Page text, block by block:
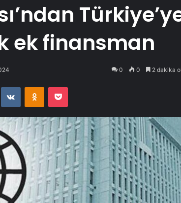
ek finansman
0 0 2 dakika
VKontakteOdnoklassniki
Pocket